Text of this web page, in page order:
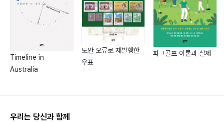
기대를 저버리지 않은 곳 ─ 112
아랫마을 ─ 118
두 번째 히치하이킹은 룩셈부르크에서 ─ 125
빅토르 위고가 사랑한 마을 ─ 129
Timeline in
Australia
도안 오류로 재발행한
우표
파크골프 이론과 실제
우리는 당신과 함께